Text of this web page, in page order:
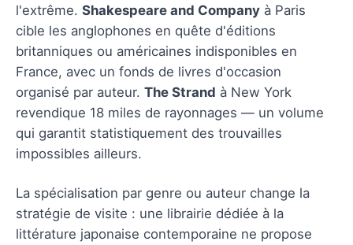
l'extrême. Shakespeare and Company à Paris
cible les anglophones en quête d'éditions
britanniques ou américaines indisponibles en
France, avec un fonds de livres d'occasion
organisé par auteur. The Strand à New York
revendique 18 miles de rayonnages — un volume
qui garantit statistiquement des trouvailles
impossibles ailleurs.
La spécialisation par genre ou auteur change la
stratégie de visite : une librairie dédiée à la
littérature japonaise contemporaine ne propose